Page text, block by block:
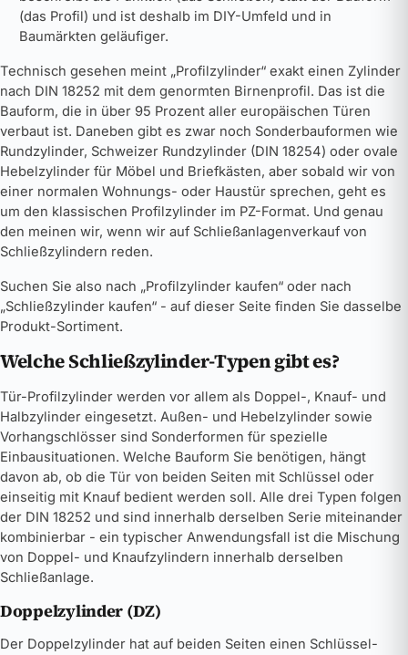
(das Profil) und ist deshalb im DIY-Umfeld und in
Baumärkten geläufiger.
Technisch gesehen meint „Profilzylinder“ exakt einen Zylinder
nach DIN 18252 mit dem genormten Birnenprofil. Das ist die
Bauform, die in über 95 Prozent aller europäischen Türen
verbaut ist. Daneben gibt es zwar noch Sonderbauformen wie
Rundzylinder, Schweizer Rundzylinder (DIN 18254) oder ovale
Hebelzylinder für Möbel und Briefkästen, aber sobald wir von
einer normalen Wohnungs- oder Haustür sprechen, geht es
um den klassischen Profilzylinder im PZ-Format. Und genau
den meinen wir, wenn wir auf Schließanlagenverkauf von
Schließzylindern reden.
Suchen Sie also nach „Profilzylinder kaufen“ oder nach
„Schließzylinder kaufen“ - auf dieser Seite finden Sie dasselbe
Produkt-Sortiment.
Welche Schließzylinder-Typen gibt es?
Tür-Profilzylinder werden vor allem als Doppel-, Knauf- und
Halbzylinder eingesetzt. Außen- und Hebelzylinder sowie
Vorhangschlösser sind Sonderformen für spezielle
Einbausituationen. Welche Bauform Sie benötigen, hängt
davon ab, ob die Tür von beiden Seiten mit Schlüssel oder
einseitig mit Knauf bedient werden soll. Alle drei Typen folgen
der DIN 18252 und sind innerhalb derselben Serie miteinander
kombinierbar - ein typischer Anwendungsfall ist die Mischung
von Doppel- und Knaufzylindern innerhalb derselben
Schließanlage.
Doppelzylinder (DZ)
Der Doppelzylinder hat auf beiden Seiten einen Schlüssel-